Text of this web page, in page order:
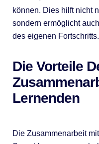
können. Dies hilft nicht
sondern ermöglicht
des eigenen Fortschritts.
Die Vorteile
Lernenden
Die Zusammenarbeit